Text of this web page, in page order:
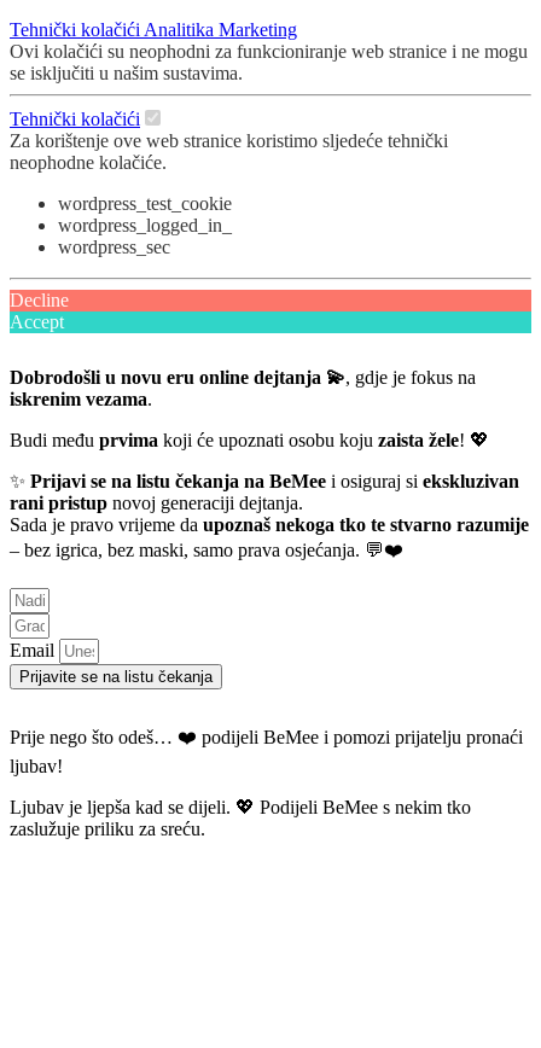
Tehnički kolačići Analitika Marketing
Ovi kolačići su neophodni za funkcioniranje web stranice i ne mogu
se isključiti u našim sustavima.
Tehnički kolačići
Za korištenje ove web stranice koristimo sljedeće tehnički
neophodne kolačiće.
wordpress_test_cookie
wordpress_logged_in_
wordpress_sec
Decline
Accept
Dobrodošli u novu eru online dejtanja 💫, gdje je fokus na
iskrenim vezama.
Budi među prvima koji će upoznati osobu koju zaista žele! 💖
✨ Prijavi se na listu čekanja na BeMee i osiguraj si ekskluzivan
rani pristup novoj generaciji dejtanja.
Sada je pravo vrijeme da upoznaš nekoga tko te stvarno razumije
– bez igrica, bez maski, samo prava osjećanja. 💬❤️
Email
Prijavite se na listu čekanja
Prije nego što odeš… ❤️ podijeli BeMee i pomozi prijatelju pronaći
ljubav!
Ljubav je ljepša kad se dijeli. 💖 Podijeli BeMee s nekim tko
zaslužuje priliku za sreću.